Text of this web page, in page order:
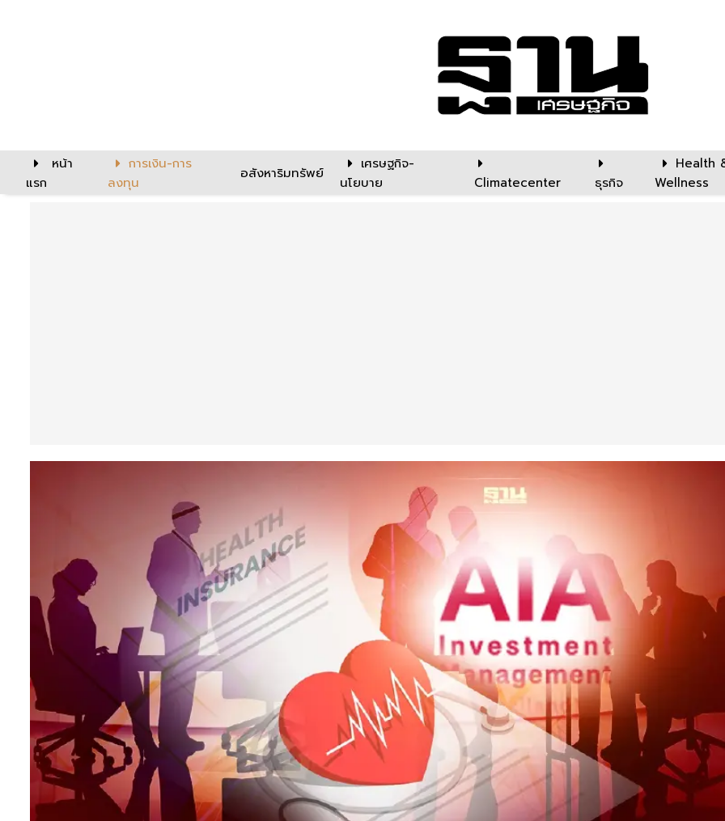
หน้า
แรก
การเงิน-การ
ลงทุน
อสังหาริมทรัพย์
เศรษฐกิจ-
นโยบาย
Climatecenter ธุรกิจ
Health
Wellness